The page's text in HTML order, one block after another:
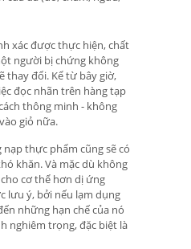
xác được thực hiện, chất
người bị chứng không
thay đổi. Kể từ bây giờ,
đọc nhãn trên hàng tạp
thông minh - không
giỏ nữa.
thực phẩm cũng sẽ có
khăn. Và mặc dù không
cơ thể hơn dị ứng
lưu ý, bởi nếu lạm dụng
những hạn chế của nó
nghiêm trọng, đặc biệt là